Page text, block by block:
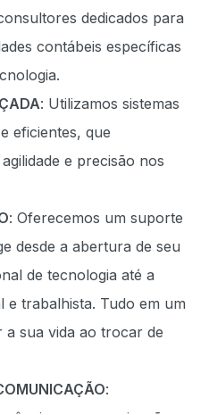
dedicados para
contábeis específicas
: Utilizamos sistemas
eficientes, que
e precisão nos
: Oferecemos um suporte
desde a abertura de seu
de tecnologia até a
e trabalhista. Tudo em um
sua vida ao trocar de
: